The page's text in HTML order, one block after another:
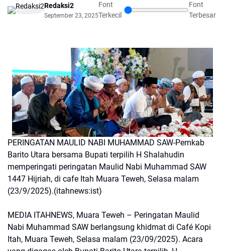
Redaksi2
September 23, 2025
Font
Terkecil
Font
Terbesar
PERINGATAN MAULID NABI MUHAMMAD SAW-Pemkab
Barito Utara bersama Bupati terpilih H Shalahudin
memperingati peringatan Maulid Nabi Muhammad SAW
1447 Hijriah, di cafe Itah Muara Teweh, Selasa malam
(23/9/2025).(itahnews:ist)
MEDIA ITAHNEWS, Muara Teweh – Peringatan Maulid
Nabi Muhammad SAW berlangsung khidmat di Café Kopi
Itah, Muara Teweh, Selasa malam (23/09/2025). Acara